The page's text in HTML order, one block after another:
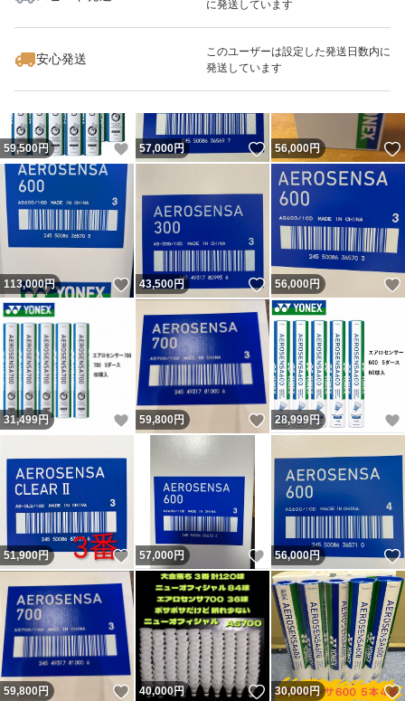
に発送しています
安心発送
このユーザーは設定した発送日数内に
発送しています
いいね！
55,500
59,500円 いいね！
57,000円 いいね！
56,000円
113,000円 いいね！
43,500円 いいね！
56,000円
31,499円 いいね！
59,800円 いいね！
28,999円
51,900円 いいね！
57,000円 いいね！
56,000円
59,800円 いいね！
40,000円 いいね！
30,000円